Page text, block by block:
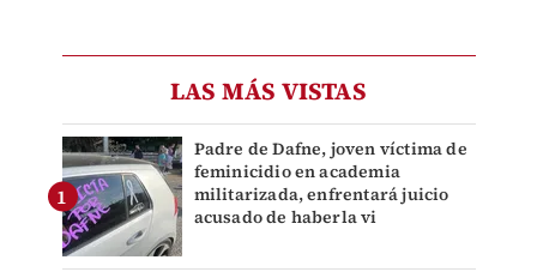
LAS MÁS VISTAS
Padre de Dafne, joven víctima de
feminicidio en academia
militarizada, enfrentará juicio
acusado de haberla vi